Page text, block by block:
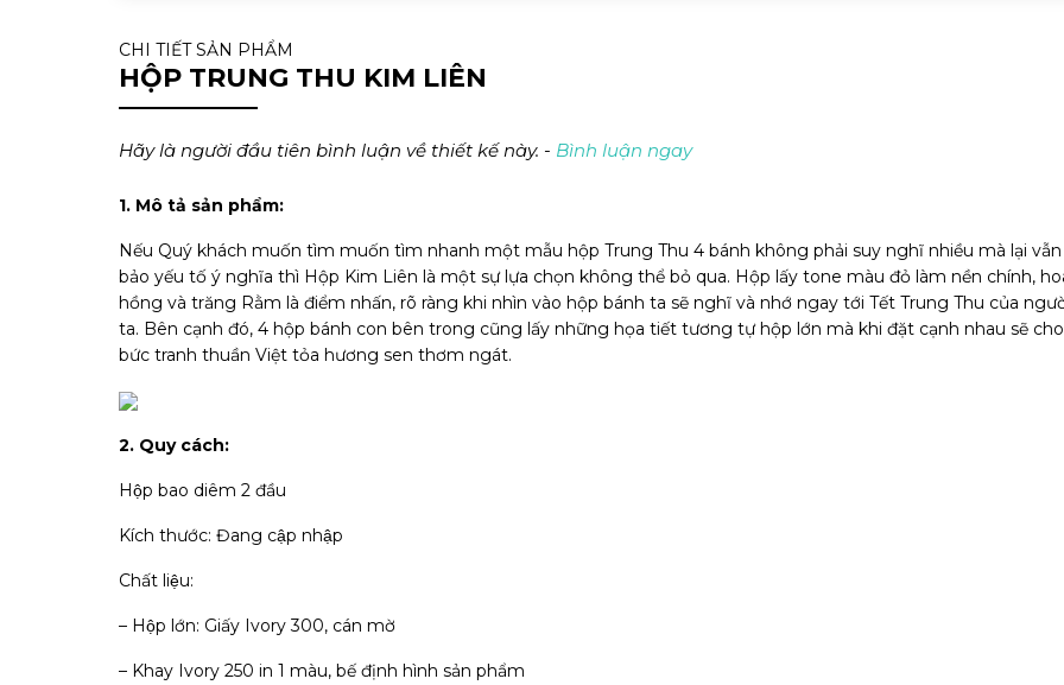
CHI TIẾT SẢN PHẨM
HỘP TRUNG THU KIM LIÊN
Hãy là người đầu tiên bình luận về thiết kế này. - Bình luận ngay
1. Mô tả sản phẩm:
Nếu Quý khách muốn tìm muốn tìm nhanh một mẫu hộp Trung Thu 4 bánh không phải suy nghĩ nhiều mà lại
bảo yếu tố ý nghĩa thì Hộp Kim Liên là một sự lựa chọn không thể bỏ qua. Hộp lấy tone màu đỏ làm nền chính,
hồng và trăng Rằm là điểm nhấn, rõ ràng khi nhìn vào hộp bánh ta sẽ nghĩ và nhớ ngay tới Tết Trung Thu của
ta. Bên cạnh đó, 4 hộp bánh con bên trong cũng lấy những họa tiết tương tự hộp lớn mà khi đặt cạnh nhau sẽ
bức tranh thuần Việt tỏa hương sen thơm ngát.
2. Quy cách:
Hộp bao diêm 2 đầu
Kích thước: Đang cập nhập
Chất liệu:
– Hộp lớn: Giấy Ivory 300, cán mờ
– Khay Ivory 250 in 1 màu, bế định hình sản phẩm